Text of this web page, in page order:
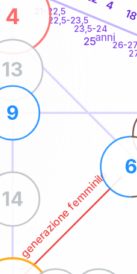
generazione femminile
21-22,5
22,5-23,5
23,5-24
26-
4
18
4
13
9
14
6
25anni